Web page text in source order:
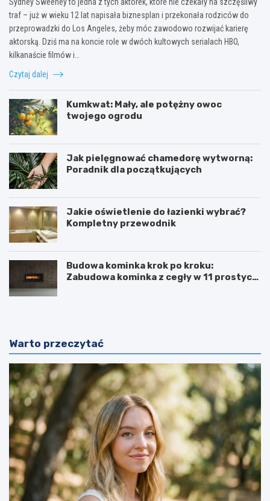
traf – już w wieku 12 lat napisała biznesplan i przekonała rodziców do
przeprowadzki do Los Angeles, żeby móc zawodowo rozwijać karierę
aktorską. Dziś ma na koncie role w dwóch kultowych serialach HBO,
kilkanaście filmów i…
Czytaj dalej
Kumkwat: Mały, ale potężny owoc
twojego ogrodu
Jak pielęgnować chamedorę wytworną:
Poradnik dla początkujących
Jakie oświetlenie do łazienki wybrać?
Kompletny przewodnik
Budowa kominka krok po kroku:
Zabudowa kominka z cegły w 11 prostych
Warto przeczytać